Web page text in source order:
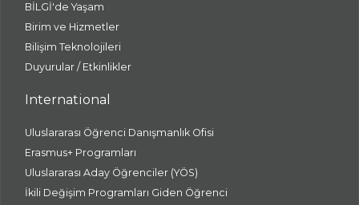
BİLGİ'de Yaşam
Birim ve Hizmetler
Bilişim Teknolojileri
Duyurular / Etkinlikler
International
Uluslararası Öğrenci Danışmanlık Ofisi
Erasmus+ Programları
Uluslararası Aday Öğrenciler (YÖS)
İkili Değişim Programları Giden Öğrenci